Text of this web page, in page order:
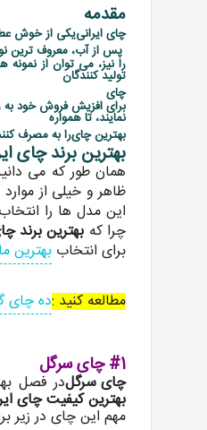
مقدمه
چای ایرانییکی از خوش
پس از آب، معروف ترین
را نیز، می توان از
تولید کنندگان
چای
برای افزیش فروش خود
نمایند، تا همواره
بهترین چایرا به مصرف
بهترین برند چای
همان طور که می
ظاهر و خیلی از
این مدل ها را
چرا که بهترین برند
برای انتخاب بهترین
مطالعه کنید :ده چای
#1 چای سرگل
چای سرگلدر فصل
بهترین کیفیت چای
مهم این چای در زیر